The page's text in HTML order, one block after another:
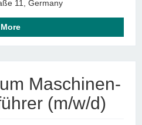
11, Germany
More
Maschinen-
(m/w/d)